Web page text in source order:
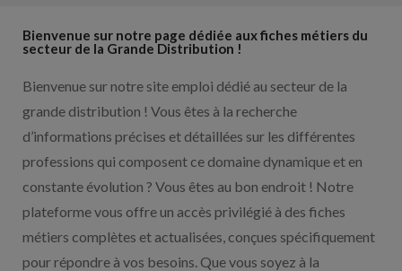
Bienvenue sur notre page dédiée aux fiches métiers du
secteur de la Grande Distribution !
Bienvenue sur notre site emploi dédié au secteur de la
grande distribution ! Vous êtes à la recherche
d’informations précises et détaillées sur les différentes
professions qui composent ce domaine dynamique et en
constante évolution ? Vous êtes au bon endroit ! Notre
plateforme vous offre un accès privilégié à des fiches
métiers complètes et actualisées, conçues spécifiquement
pour répondre à vos besoins. Que vous soyez à la